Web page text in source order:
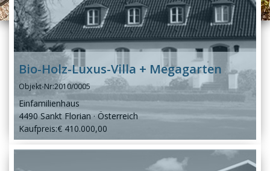
Bio-Holz-Luxus-Villa + Megagarten
Objekt-Nr:2010/0005
Einfamilienhaus
4490 Sankt Florian Österreich
Kaufpreis:€ 410.000,00